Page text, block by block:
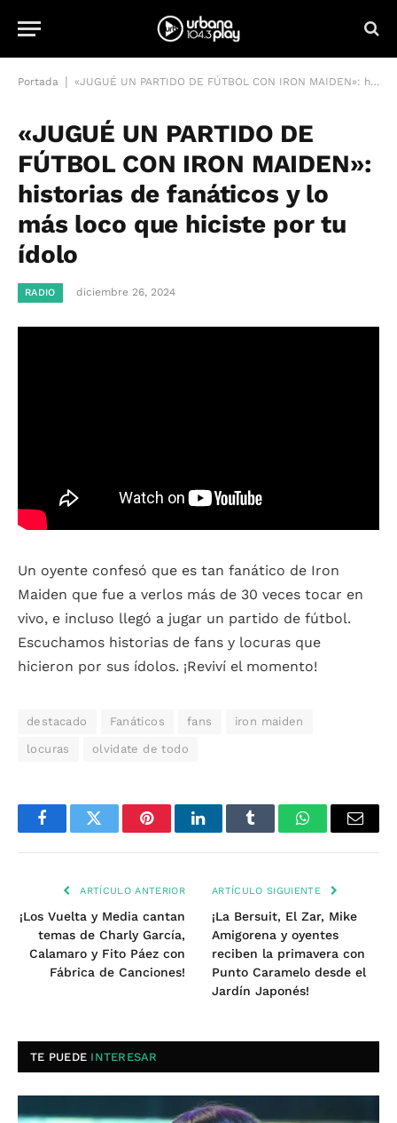
Portada «JUGUÉ UN PARTIDO DE FÚTBOL CON IRON MAIDEN»: historias de fanáticos y lo más loco que hiciste por tu ídolo
«JUGUÉ UN PARTIDO DE
FÚTBOL CON IRON MAIDEN»:
historias de fanáticos y lo
más loco que hiciste por tu
ídolo
RADIO diciembre 26, 2024
Un oyente confesó que es tan fanático de Iron
Maiden que fue a verlos más de 30 veces tocar en
vivo, e incluso llegó a jugar un partido de fútbol.
Escuchamos historias de fans y locuras que
hicieron por sus ídolos. ¡Reviví el momento!
destacado Fanáticos fans iron maiden
locuras olvidate de todo
FacebookTwitter PinterestLinkedInTumblr WhatsAppEmail
ARTÍCULO ANTERIOR
¡Los Vuelta y Media cantan
temas de Charly García,
Calamaro y Fito Páez con
Fábrica de Canciones!
ARTÍCULO SIGUIENTE
¡La Bersuit, El Zar, Mike
Amigorena y oyentes
reciben la primavera con
Punto Caramelo desde el
Jardín Japonés!
TE PUEDE INTERESAR